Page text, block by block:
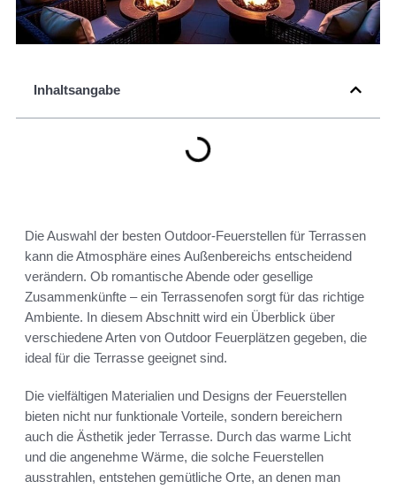
Inhaltsangabe
Die Auswahl der besten Outdoor-Feuerstellen für Terrassen
kann die Atmosphäre eines Außenbereichs entscheidend
verändern. Ob romantische Abende oder gesellige
Zusammenkünfte – ein Terrassenofen sorgt für das richtige
Ambiente. In diesem Abschnitt wird ein Überblick über
verschiedene Arten von Outdoor Feuerplätzen gegeben, die
ideal für die Terrasse geeignet sind.
Die vielfältigen Materialien und Designs der Feuerstellen
bieten nicht nur funktionale Vorteile, sondern bereichern
auch die Ästhetik jeder Terrasse. Durch das warme Licht
und die angenehme Wärme, die solche Feuerstellen
ausstrahlen, entstehen gemütliche Orte, an denen man